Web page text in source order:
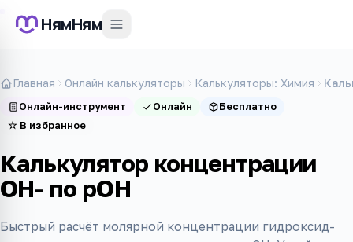
НямНям
Главная Онлайн калькуляторы Калькуляторы: Химия
Онлайн-инструмент Онлайн
Бесплатно
☆ В избранное
Калькулятор концентрации
OH- по pOH
Быстрый расчёт молярной концентрации гидроксид-